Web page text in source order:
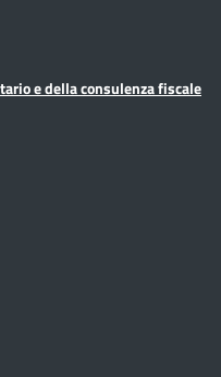
e della consulenza fiscale